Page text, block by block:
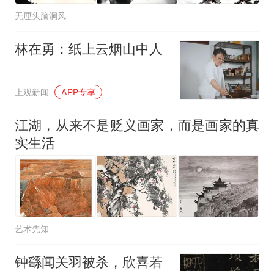
无厘头脑洞风
林在勇：纸上云烟山中人
上观新闻 APP专享
江湖，从来不是贬义画家，而是画家的真
实生活
艺术先知
钟繇闻关羽被杀，欣喜若